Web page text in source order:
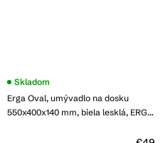
Erga Oval, umývadlo na dosku
550x400x140 mm, biela lesklá, ERG-
Skladom